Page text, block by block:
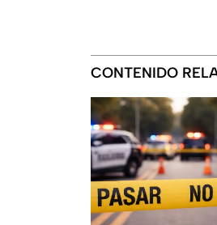
CONTENIDO